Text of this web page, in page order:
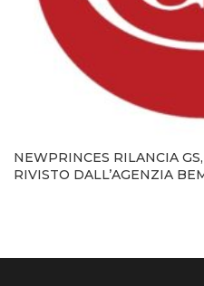
NEWPRINCES RILANCIA
RIVISTO DALL’AGENZIA